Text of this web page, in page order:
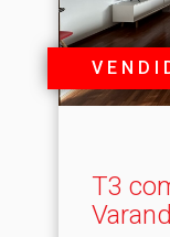
V E N D I
T3